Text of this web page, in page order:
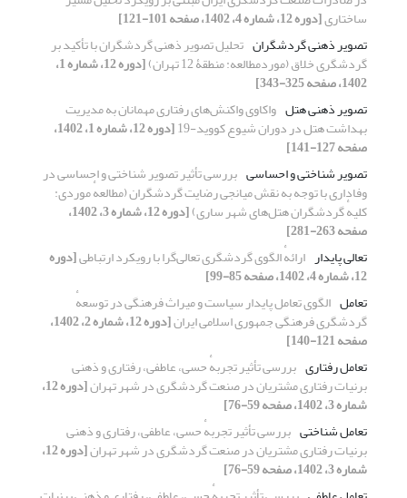
ساختاری[دوره 12، شماره 4، 1402، صفحه 101-121]
تصویر ذهنی گردشگران تحلیل تصویر ذهنی گردشگران با تأکید بر
گردشگری خلاق (موردمطالعه: منطقۀ 12 تهران) [دوره 12، شماره 1،
1402، صفحه 325-343]
تصویر ذهنی هتل واکاوی واکنش‌های رفتاری مهمانان به مدیریت
بهداشت هتل در دوران شیوع کووید-19 [دوره 12، شماره 1، 1402،
صفحه 127-141]
تصویر شناختی و احساسی بررسی تأثیر تصویر شناختی و احساسی در
وفاداری با توجه به نقش میانجی رضایت گردشگران (مطالعهٔ موردی:
کلیهٔ گردشگران هتل‌های شهر ساری) [دوره 12، شماره 3، 1402،
صفحه 263-281]
تعالی پایدار ارائهٔ الگوی گردشگری تعالی‌گرا با رویکرد ارتباطی[دوره
12، شماره 4، 1402، صفحه 85-99]
تعامل الگوی تعامل پایدار سیاست و میراث فرهنگی در توسعهٔ
گردشگری فرهنگی جمهوری اسلامی ایران [دوره 12، شماره 2، 1402،
صفحه 121-140]
تعامل رفتاری بررسی تأثیر تجربهٔ‌ حسی، عاطفی، رفتاری و ذهنی
برنیات رفتاری مشتریان در صنعت گردشگری در شهر تهران [دوره 12،
شماره 3، 1402، صفحه 59-76]
تعامل شناختی بررسی تأثیر تجربهٔ‌ حسی، عاطفی، رفتاری و ذهنی
برنیات رفتاری مشتریان در صنعت گردشگری در شهر تهران [دوره 12،
شماره 3، 1402، صفحه 59-76]